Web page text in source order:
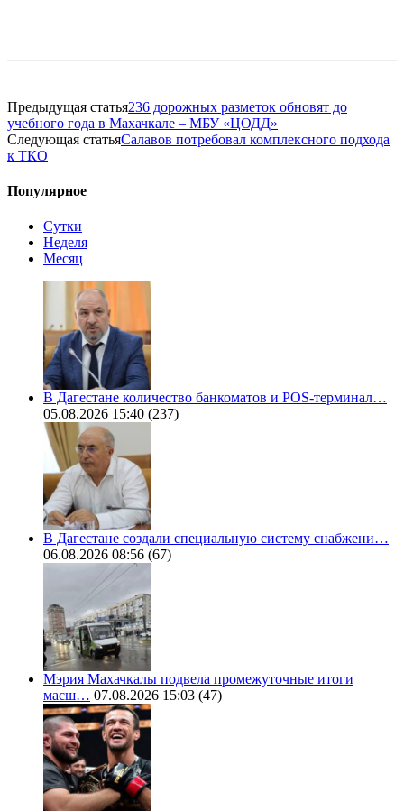
Предыдущая статья236 дорожных разметок обновят до
учебного года в Махачкале – МБУ «ЦОДД»
Следующая статьяСалавов потребовал комплексного подхода
к ТКО
Популярное
Сутки
Неделя
Месяц
В Дагестане количество банкоматов и POS-терминал…
05.08.2026 15:40 (237)
В Дагестане создали специальную систему снабжени…
06.08.2026 08:56 (67)
Мэрия Махачкалы подвела промежуточные итоги
масш… 07.08.2026 15:03 (47)